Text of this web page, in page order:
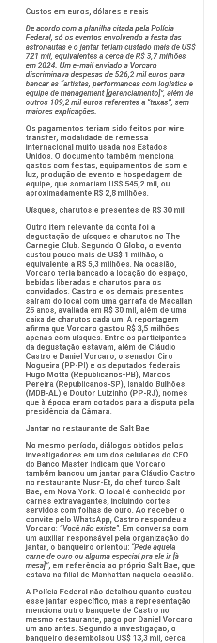
Custos em euros, dólares e reais
De acordo com a planilha citada pela Polícia
Federal, só os eventos envolvendo a festa das
astronautas e o jantar teriam custado mais de US$
721 mil, equivalentes a cerca de R$ 3,7 milhões
em 2024. Um e-mail enviado a Vorcaro
discriminava despesas de 526,2 mil euros para
bancar as “artistas, performances com logística e
equipe de management [gerenciamento]”, além de
outros 109,2 mil euros referentes a “taxas”, sem
maiores explicações.
Os pagamentos teriam sido feitos por wire
transfer, modalidade de remessa
internacional muito usada nos Estados
Unidos. O documento também menciona
gastos com festas, equipamentos de som e
luz, produção de evento e hospedagem de
equipe, que somariam US$ 545,2 mil, ou
aproximadamente R$ 2,8 milhões.
Uísques, charutos e presentes de R$ 30 mil
Outro item relevante da conta foi a
degustação de uísques e charutos no The
Carnegie Club. Segundo O Globo, o evento
custou pouco mais de US$ 1 milhão, o
equivalente a R$ 5,3 milhões. Na ocasião,
Vorcaro teria bancado a locação do espaço,
bebidas liberadas e charutos para os
convidados. Castro e os demais presentes
saíram do local com uma garrafa de Macallan
25 anos, avaliada em R$ 30 mil, além de uma
caixa de charutos cada um. A reportagem
afirma que Vorcaro gastou R$ 3,5 milhões
apenas com uísques. Entre os participantes
da degustação estavam, além de Cláudio
Castro e Daniel Vorcaro, o senador Ciro
Nogueira (PP-PI) e os deputados federais
Hugo Motta (Republicanos-PB), Marcos
Pereira (Republicanos-SP), Isnaldo Bulhões
(MDB-AL) e Doutor Luizinho (PP-RJ), nomes
que à época eram cotados para a disputa pela
presidência da Câmara.
Jantar no restaurante de Salt Bae
No mesmo período, diálogos obtidos pelos
investigadores em um dos celulares do CEO
do Banco Master indicam que Vorcaro
também bancou um jantar para Cláudio Castro
no restaurante Nusr-Et, do chef turco Salt
Bae, em Nova York. O local é conhecido por
carnes extravagantes, incluindo cortes
servidos com folhas de ouro. Ao receber o
convite pelo WhatsApp, Castro respondeu a
Vorcaro: “Você não existe”. Em conversa com
um auxiliar responsável pela organização do
jantar, o banqueiro orientou: “Pede aquela
carne de ouro ou alguma especial pra ele ir [à
mesa]”, em referência ao próprio Salt Bae, que
estava na filial de Manhattan naquela ocasião.
A Polícia Federal não detalhou quanto custou
esse jantar específico, mas a representação
menciona outro banquete de Castro no
mesmo restaurante, pago por Daniel Vorcaro
um ano antes. Segundo a investigação, o
banqueiro desembolsou US$ 13,3 mil, cerca